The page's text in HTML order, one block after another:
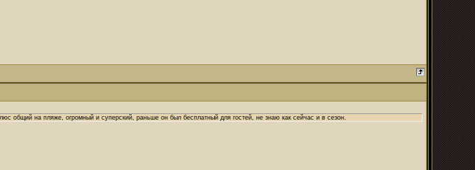
общий на пляже, огромный и суперский, раньше он был бесплатный для гостей, не знаю как сейчас и в сезон.